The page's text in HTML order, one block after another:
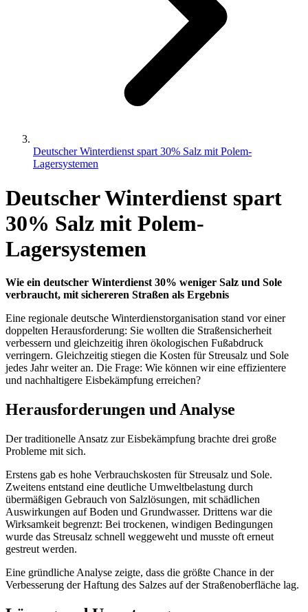
Deutscher Winterdienst spart 30% Salz mit Polem-
Lagersystemen
Deutscher Winterdienst spart
30% Salz mit Polem-
Lagersystemen
Wie ein deutscher Winterdienst 30% weniger Salz und Sole
verbraucht, mit sichereren Straßen als Ergebnis
Eine regionale deutsche Winterdienstorganisation stand vor einer
doppelten Herausforderung: Sie wollten die Straßensicherheit
verbessern und gleichzeitig ihren ökologischen Fußabdruck
verringern. Gleichzeitig stiegen die Kosten für Streusalz und Sole
jedes Jahr weiter an. Die Frage: Wie können wir eine effizientere
und nachhaltigere Eisbekämpfung erreichen?
Herausforderungen und Analyse
Der traditionelle Ansatz zur Eisbekämpfung brachte drei große
Probleme mit sich.
Erstens gab es hohe Verbrauchskosten für Streusalz und Sole.
Zweitens entstand eine deutliche Umweltbelastung durch
übermäßigen Gebrauch von Salzlösungen, mit schädlichen
Auswirkungen auf Boden und Grundwasser. Drittens war die
Wirksamkeit begrenzt: Bei trockenen, windigen Bedingungen
wurde das Streusalz schnell weggeweht und musste oft erneut
gestreut werden.
Eine gründliche Analyse zeigte, dass die größte Chance in der
Verbesserung der Haftung des Salzes auf der Straßenoberfläche lag.